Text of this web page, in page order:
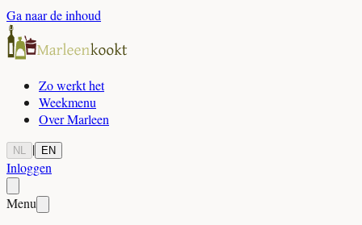
Ga naar de inhoud
Zo werkt het
Weekmenu
Over Marleen
NL | EN
Inloggen
Menu